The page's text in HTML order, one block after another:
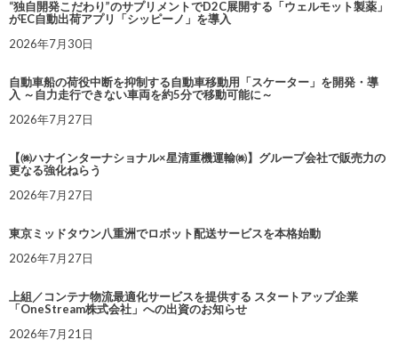
“独自開発こだわり”のサプリメントでD2C展開する「ウェルモット製薬」
がEC自動出荷アプリ「シッピーノ」を導入
2026年7月30日
自動車船の荷役中断を抑制する自動車移動用「スケーター」を開発・導
入 ～自力走行できない車両を約5分で移動可能に～
2026年7月27日
【㈱ハナインターナショナル×星清重機運輸㈱】グループ会社で販売力の
更なる強化ねらう
2026年7月27日
東京ミッドタウン八重洲でロボット配送サービスを本格始動
2026年7月27日
上組／コンテナ物流最適化サービスを提供する スタートアップ企業
「OneStream株式会社」への出資のお知らせ
2026年7月21日